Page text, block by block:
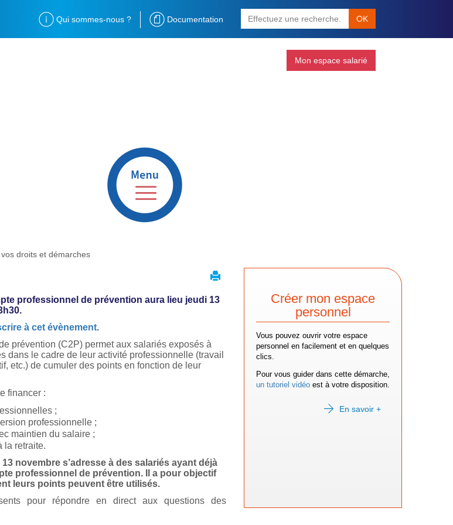
Qui sommes-nous ? Documentation OK
Mon espace salarié
droits et démarches
professionnel de prévention aura lieu jeudi 13
à cet évènement.
prévention (C2P) permet aux salariés exposés à
dans le cadre de leur activité professionnelle (travail
etc.) de cumuler des points en fonction de leur
financer :
;
professionnelle ;
maintien du salaire ;
la retraite.
novembre s’adresse à des salariés ayant déjà
professionnel de prévention. Il a pour objectif
leurs points peuvent être utilisés.
pour répondre en direct aux questions des
Créer mon espace
personnel
Vous pouvez ouvrir votre espace
personnel en facilement et en quelques
clics.
Pour vous guider dans cette démarche,
un tutoriel vidéo est à votre disposition.
En savoir +